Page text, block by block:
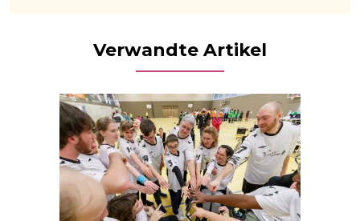
Verwandte Artikel